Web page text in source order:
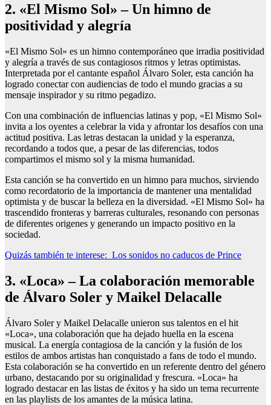
2. «El Mismo Sol» – Un himno de
positividad y alegría
«El Mismo Sol» es un himno contemporáneo que irradia positividad
y alegría a través de sus contagiosos ritmos y letras optimistas.
Interpretada por el cantante español Álvaro Soler, esta canción ha
logrado conectar con audiencias de todo el mundo gracias a su
mensaje inspirador y su ritmo pegadizo.
Con una combinación de influencias latinas y pop, «El Mismo Sol»
invita a los oyentes a celebrar la vida y afrontar los desafíos con una
actitud positiva. Las letras destacan la unidad y la esperanza,
recordando a todos que, a pesar de las diferencias, todos
compartimos el mismo sol y la misma humanidad.
Esta canción se ha convertido en un himno para muchos, sirviendo
como recordatorio de la importancia de mantener una mentalidad
optimista y de buscar la belleza en la diversidad. «El Mismo Sol» ha
trascendido fronteras y barreras culturales, resonando con personas
de diferentes origenes y generando un impacto positivo en la
sociedad.
Quizás también te interese: Los sonidos no caducos de Prince
3. «Loca» – La colaboración memorable
de Álvaro Soler y Maikel Delacalle
Álvaro Soler y Maikel Delacalle unieron sus talentos en el hit
«Loca», una colaboración que ha dejado huella en la escena
musical. La energía contagiosa de la canción y la fusión de los
estilos de ambos artistas han conquistado a fans de todo el mundo.
Esta colaboración se ha convertido en un referente dentro del género
urbano, destacando por su originalidad y frescura. «Loca» ha
logrado destacar en las listas de éxitos y ha sido un tema recurrente
en las playlists de los amantes de la música latina.